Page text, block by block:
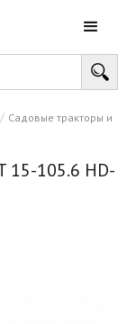
/ Садовые тракторы и
15-105.6 HD-